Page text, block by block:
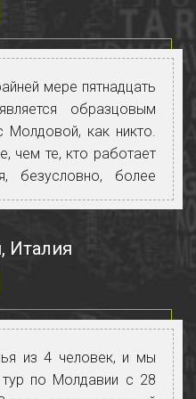
то, что сделала эту
мере пятнадцать
образцовым
Молдовой, как никто.
чем те, кто работает
безусловно, более
быть сделан без
Италия
из 4 человек, и мы
по Молдавии с 28